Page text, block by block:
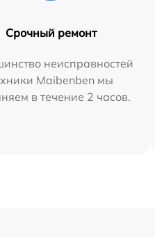
Срочный ремонт
неисправностей
Maibenben мы
в течение 2 часов.